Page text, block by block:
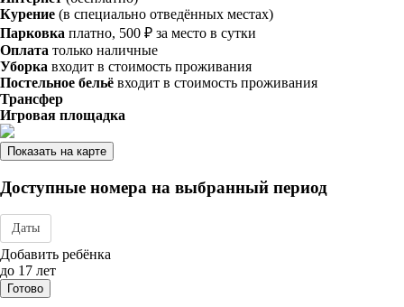
Курение (в специально отведённых местах)
Парковка платно, 500 ₽ за место в сутки
Оплата только наличные
Уборка входит в стоимость проживания
Постельное бельё входит в стоимость проживания
Трансфер
Игровая площадка
Показать на карте
Доступные номера на выбранный период
Даты
Дата заезда - отъезда
Добавить ребёнка
до 17 лет
Готово